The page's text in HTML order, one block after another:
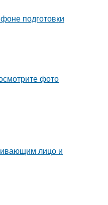
подготовки
фото
лицо и